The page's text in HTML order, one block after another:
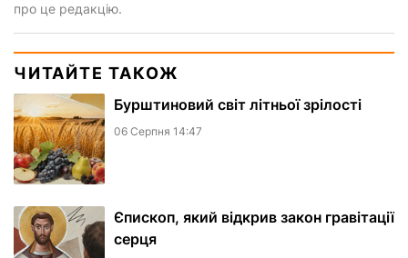
про це редакцію.
ЧИТАЙТЕ ТАКОЖ
Бурштиновий світ літньої зрілості
06 Серпня 14:47
Єпископ, який відкрив закон гравітації
серця